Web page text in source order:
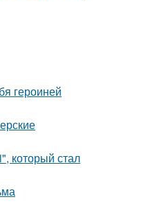
героиней
который стал